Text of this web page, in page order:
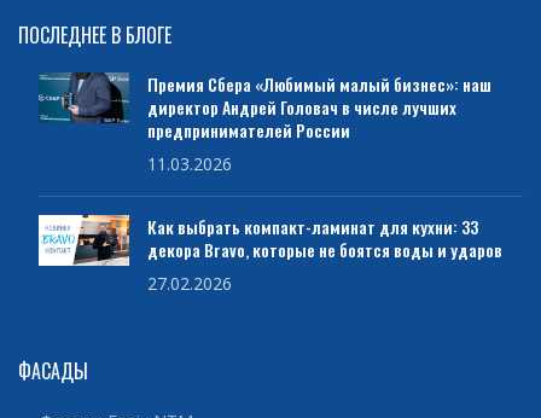
ПОСЛЕДНЕЕ В БЛОГЕ
Премия Сбера «Любимый малый бизнес»: наш
директор Андрей Головач в числе лучших
предпринимателей России
11.03.2026
Как выбрать компакт-ламинат для кухни: 33
декора Bravo, которые не боятся воды и ударов
27.02.2026
ФАСАДЫ